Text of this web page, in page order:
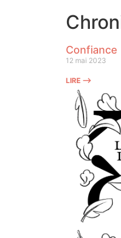
Confiance
12 mai 2023
LIRE ⟶